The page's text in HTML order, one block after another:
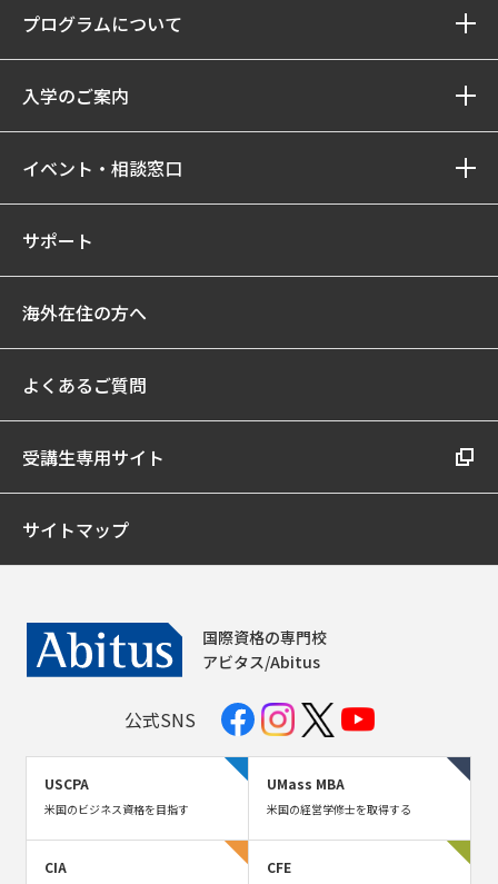
プログラムについて
入学のご案内
イベント・相談窓口
サポート
海外在住の方へ
よくあるご質問
受講生専用サイト
サイトマップ
国際資格の専門校
アビタス/Abitus
公式SNS
USCPA
米国のビジネス資格を目指す
UMass MBA
米国の経営学修士を取得する
CIA CFE